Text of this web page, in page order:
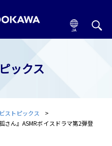
ックス
ストピックス
さん』ASMRボイスドラマ第2弾登